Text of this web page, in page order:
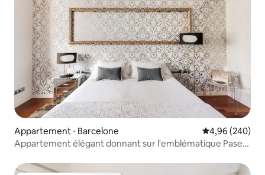
Appartement ⋅ Barcelone Évaluation
4,96 (240)
Appartement élégant donnant sur l'emblématique Paseo